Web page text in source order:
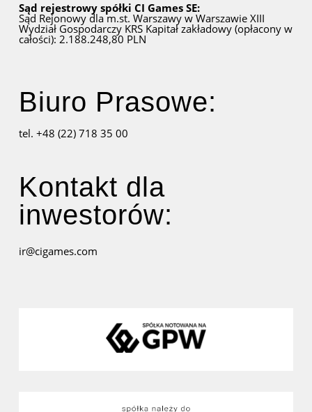
Sąd rejestrowy spółki CI Games SE:
Sąd Rejonowy dla m.st. Warszawy w WarszawieXIII
Wydział Gospodarczy KRSKapitał zakładowy (opłacony w
całości): 2.188.248,80 PLN
Biuro Prasowe:
tel. +48 (22) 718 35 00
Kontakt dla
inwestorów:
ir@cigames.com